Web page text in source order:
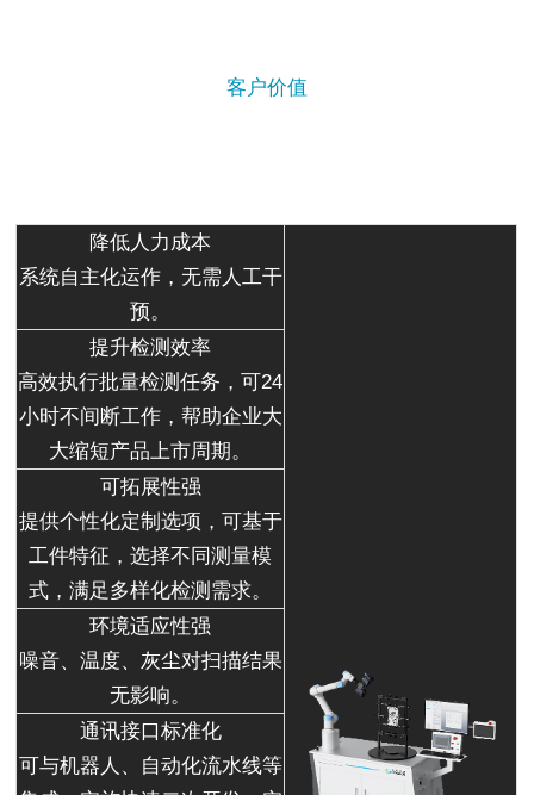
客户价值
降低人力成本
系统自主化运作，无需人工干
预。
提升检测效率
高效执行批量检测任务，可24
小时不间断工作，帮助企业大
大缩短产品上市周期。
可拓展性强
提供个性化定制选项，可基于
工件特征，选择不同测量模
式，满足多样化检测需求。
环境适应性强
噪音、温度、灰尘对扫描结果
无影响。
通讯接口标准化
可与机器人、自动化流水线等